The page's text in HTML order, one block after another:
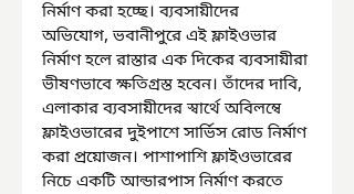
নির্মাণ করা হচ্ছে। ব্যবসায়ীদের
অভিযোগ, ভবানীপুরে এই ফ্লাইওভার
নির্মাণ হলে রাস্তার এক দিকের ব্যবসায়ীরা
ভীষণভাবে ক্ষতিগ্রস্ত হবেন। তাঁদের দাবি,
এলাকার ব্যবসায়ীদের স্বার্থে অবিলম্বে
ফ্লাইওভারের দুইপাশে সার্ভিস রোড নির্মাণ
করা প্রয়োজন। পাশাপাশি ফ্লাইওভারের
নিচে একটি আন্ডারপাস নির্মাণ করতে